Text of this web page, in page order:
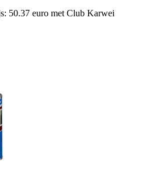
50.37 euro met Club Karwei